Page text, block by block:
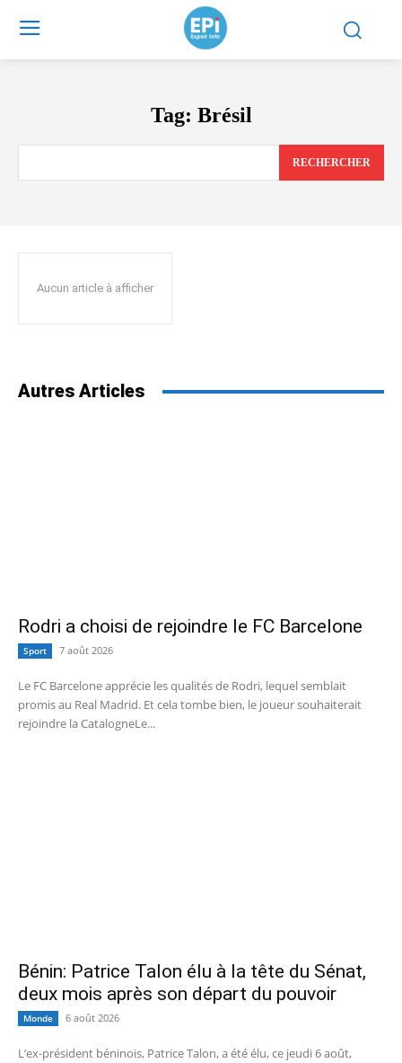
Tag: Brésil
RECHERCHER
Aucun article à afficher
Autres Articles
Rodri a choisi de rejoindre le FC Barcelone
Sport 7 août 2026
Le FC Barcelone apprécie les qualités de Rodri, lequel semblait
promis au Real Madrid. Et cela tombe bien, le joueur souhaiterait
rejoindre la CatalogneLe...
Bénin: Patrice Talon élu à la tête du Sénat,
deux mois après son départ du pouvoir
Monde 6 août 2026
L’ex-président béninois, Patrice Talon, a été élu, ce jeudi 6 août,